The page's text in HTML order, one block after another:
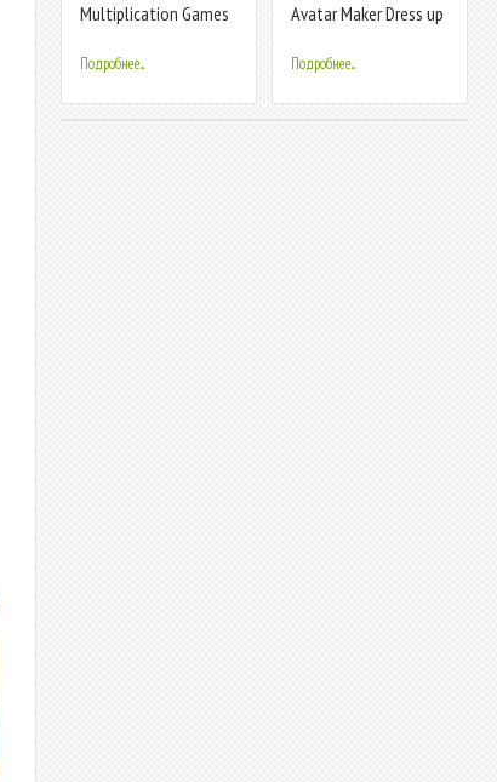
Multiplication Games
Подробнее...
Avatar Maker Dress up
Подробнее...